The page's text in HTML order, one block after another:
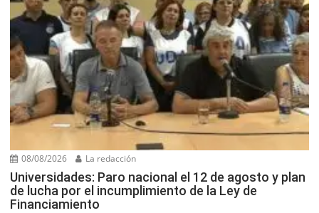
08/08/2026 La redacción
Universidades: Paro nacional el 12 de agosto y plan
de lucha por el incumplimiento de la Ley de
Financiamiento